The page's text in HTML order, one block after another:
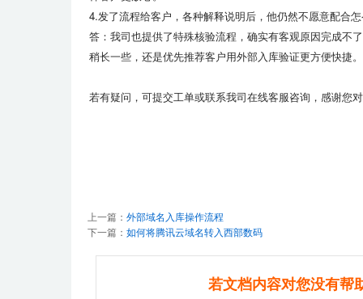
4.发了流程给客户，各种解释说明后，他仍然不愿意配合
答：我司也提供了特殊核验流程，确实有客观原因完成不
稍长一些，还是优先推荐客户用外部入库验证更方便快捷。
若有疑问，可提交工单或联系我司在线客服咨询，感谢您
上一篇： 外部域名入库操作流程
下一篇： 如何将腾讯云域名转入西部数码
若文档内容对您没有帮